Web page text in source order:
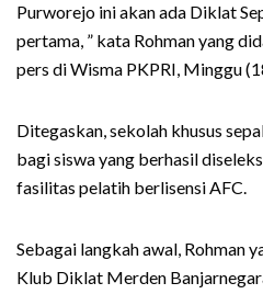
Purworejo ini akan ada Diklat
pertama, ” kata Rohman yang
pers di Wisma PKPRI, Minggu
Ditegaskan, sekolah khusus
bagi siswa yang berhasil
fasilitas pelatih berlisensi AFC.
Sebagai langkah awal, Rohman
Klub Diklat Merden